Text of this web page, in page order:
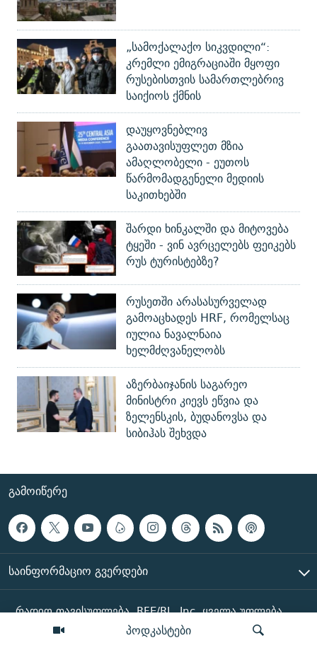
პოდკასტები
„სამოქალაქო სიკვდილი“:
კრემლი ემიგრაციაში მყოფი
რუსებისთვის სამართლებრივ
საიქიოს ქმნის
დაუყოვნებლივ
გაათავისუფლეთ მზია
ამაღლობელი - ეუთოს
წარმომადგენელი მედიის
საკითხებში
შარდი ხინკალში და მიტოვება
ტყეში - ვინ ავრცელებს ფეიკებს
რუს ტურისტებზე?
რუსეთში არასასურველად
გამოაცხადეს HRF, რომელსაც
იულია ნავალნაია
ხელმძღვანელობს
აზერბაიჯანის საგარეო
მინისტრი კიევს ეწვია და
ზელენსკის, ბუდანოვსა და
სიბიჰას შეხვდა
ᲒᲐᲛᲝᲘᲬᲔᲠᲔ
ᲡᲐᲘᲜᲤᲝᲠᲛᲐᲪᲘᲝ ᲒᲕᲔᲠᲓᲔᲑᲘ
რადიო თავისუფლება, RFE/RL, Inc. ყველა უფლება
დაცულია